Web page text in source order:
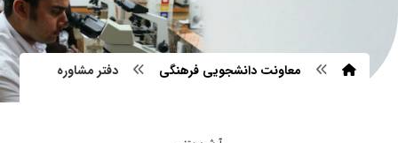
معاونت دانشجویی فرهنگی دفتر مشاوره